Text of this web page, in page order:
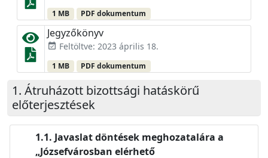
1 MB PDF dokumentum
Jegyzőkönyv
event_available Feltöltve: 2023 április 18.
1 MB PDF dokumentum
Átruházott bizottsági hatáskörű
előterjesztések
Javaslat döntések meghozatalára a
„Józsefvárosban elérhető